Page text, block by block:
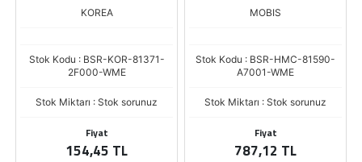
KOREA
Stok Kodu : BSR-KOR-81371-
2F000-WME
Stok Miktarı : Stok sorunuz
Fiyat
154,45 TL
MOBIS
Stok Kodu : BSR-HMC-81590-
A7001-WME
Stok Miktarı : Stok sorunuz
Fiyat
787,12 TL